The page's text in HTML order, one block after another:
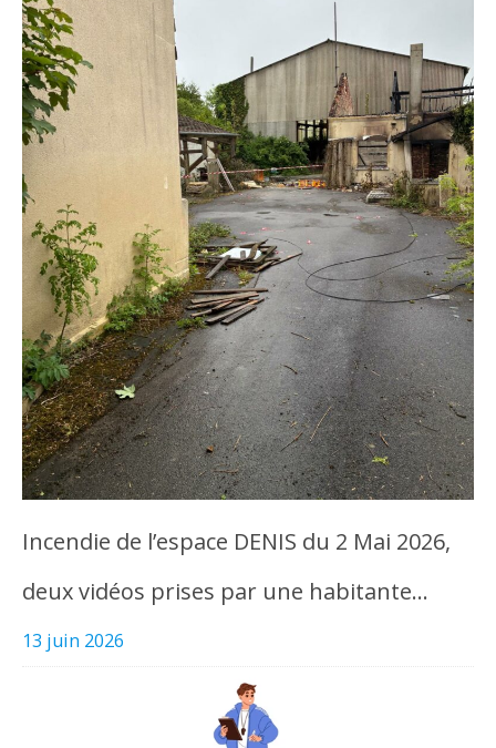
Incendie de l’espace DENIS du 2 Mai 2026,
deux vidéos prises par une habitante…
13 juin 2026